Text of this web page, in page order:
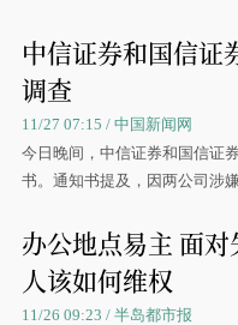
中信证券和国信证
调查
11/27 07:15 / 中国新闻网
今日晚间，中信证券和国信证
书。通知书提及，因两公司涉
办公地点易主 面
人该如何维权
11/26 09:23 / 半岛都市报